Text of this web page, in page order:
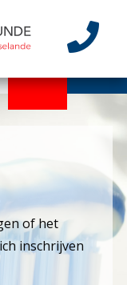
of het
inschrijven